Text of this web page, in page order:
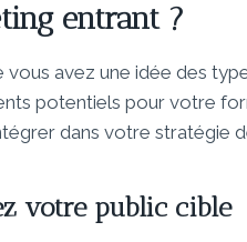
entrant ?
vous avez une idée des
potentiels pour votre
dans votre stratégie
votre public cible